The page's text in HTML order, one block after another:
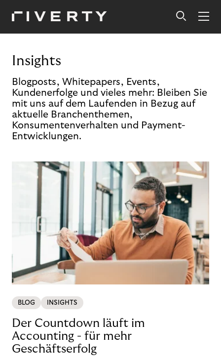
Insights
Blogposts, Whitepapers, Events,
Kundenerfolge und vieles mehr: Bleiben Sie
mit uns auf dem Laufenden in Bezug auf
aktuelle Branchenthemen,
Konsumentenverhalten und Payment-
Entwicklungen.
BLOG INSIGHTS
Der Countdown läuft im
Accounting - für mehr
Geschäftserfolg